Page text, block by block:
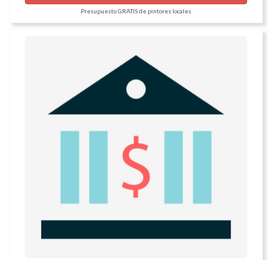
Presupuesto GRATIS de pintores locales